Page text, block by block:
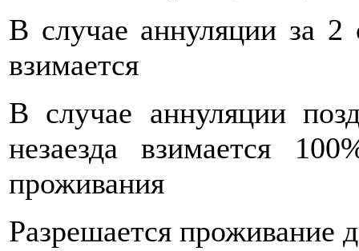
В случае аннуляции за
взимается
В случае аннуляции
незаезда взимается
проживания
Разрешается проживание